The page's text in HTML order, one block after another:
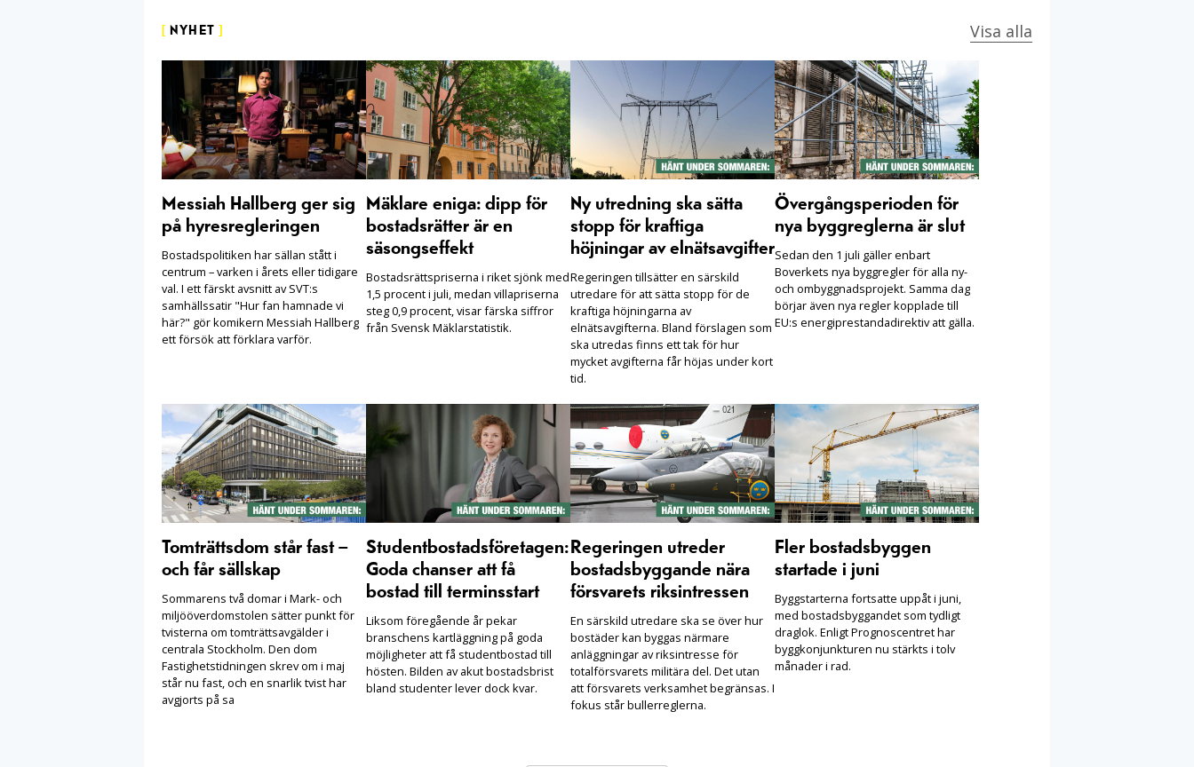
NYHET Visa alla
Messiah Hallberg ger sig
på hyresregleringen
Bostadspolitiken har sällan stått i
centrum – varken i årets eller tidigare
val. I ett färskt avsnitt av SVT:s
samhällssatir "Hur fan hamnade vi
här?" gör komikern Messiah Hallberg
ett försök att förklara varför.
Mäklare eniga: dipp för
bostadsrätter är en
säsongseffekt
Bostadsrättspriserna i riket sjönk med
1,5 procent i juli, medan villapriserna
steg 0,9 procent, visar färska siffror
från Svensk Mäklarstatistik.
Ny utredning ska sätta
stopp för kraftiga
höjningar av elnätsavgifter
Regeringen tillsätter en särskild
utredare för att sätta stopp för de
kraftiga höjningarna av
elnätsavgifterna. Bland förslagen som
ska utredas finns ett tak för hur
mycket avgifterna får höjas under kort
tid.
Övergångsperioden för
nya byggreglerna är slut
Sedan den 1 juli gäller enbart
Boverkets nya byggregler för alla ny-
och ombyggnadsprojekt. Samma dag
börjar även nya regler kopplade till
EU:s energiprestandadirektiv att gälla.
Tomträttsdom står fast –
och får sällskap
Sommarens två domar i Mark- och
miljööverdomstolen sätter punkt för
tvisterna om tomträttsavgälder i
centrala Stockholm. Den dom
Fastighetstidningen skrev om i maj
står nu fast, och en snarlik tvist har
avgjorts på sa
Studentbostadsföretagen:
Goda chanser att få
bostad till terminsstart
Liksom föregående år pekar
branschens kartläggning på goda
möjligheter att få studentbostad till
hösten. Bilden av akut bostadsbrist
bland studenter lever dock kvar.
Regeringen utreder
bostadsbyggande nära
försvarets riksintressen
En särskild utredare ska se över hur
bostäder kan byggas närmare
anläggningar av riksintresse för
totalförsvarets militära del. Det utan
att försvarets verksamhet begränsas. I
fokus står bullerreglerna.
Fler bostadsbyggen
startade i juni
Byggstarterna fortsatte uppåt i juni,
med bostadsbyggandet som tydligt
draglok. Enligt Prognoscentret har
byggkonjunkturen nu stärkts i tolv
månader i rad.